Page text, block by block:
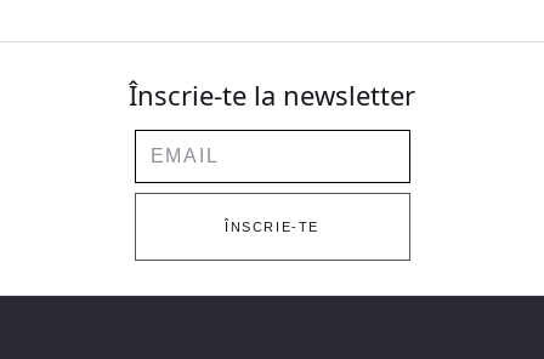
Înscrie-te la newsletter
Email
ÎNSCRIE-TE